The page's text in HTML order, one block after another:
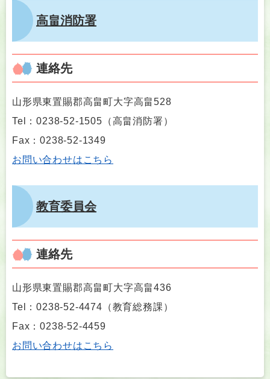
高畠消防署
連絡先
山形県東置賜郡高畠町大字高畠528
Tel：0238-52-1505 （高畠消防署）
Fax：0238-52-1349
お問い合わせはこちら
教育委員会
連絡先
山形県東置賜郡高畠町大字高畠436
Tel：0238-52-4474 （教育総務課 ）
Fax：0238-52-4459
お問い合わせはこちら